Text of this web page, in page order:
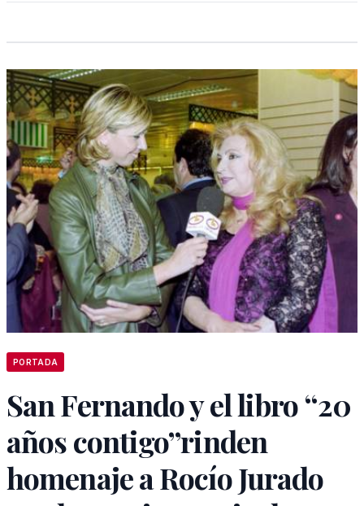
PORTADA
San Fernando y el libro “20
años contigo”rinden
homenaje a Rocío Jurado